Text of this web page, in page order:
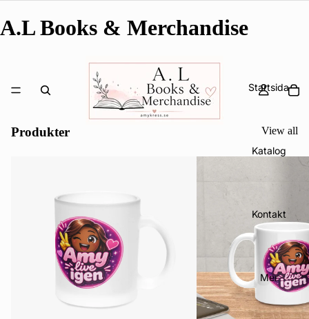
A.L Books & Merchandise
Startsida
Katalog
Kontakt
Mer
Produkter View all
Integritetspolicy